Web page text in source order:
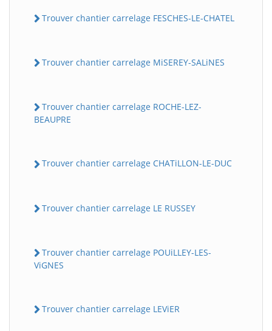
Trouver chantier carrelage FESCHES-LE-CHATEL
Trouver chantier carrelage MiSEREY-SALiNES
Trouver chantier carrelage ROCHE-LEZ-
BEAUPRE
Trouver chantier carrelage CHATiLLON-LE-DUC
Trouver chantier carrelage LE RUSSEY
Trouver chantier carrelage POUiLLEY-LES-
ViGNES
Trouver chantier carrelage LEViER